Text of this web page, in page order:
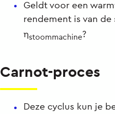
Geldt voor een
rendement is van
ηstoommachine?
Carnot-proces
Deze cyclus kun je